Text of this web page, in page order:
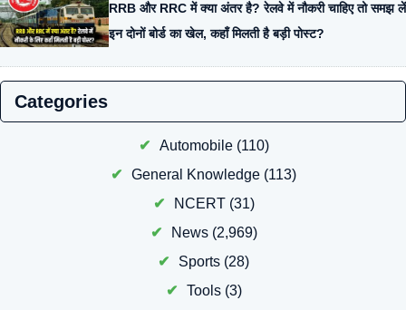
RRB और RRC में क्या अंतर है? रेलवे में नौकरी चाहिए तो समझ लें
इन दोनों बोर्ड का खेल, कहाँ मिलती है बड़ी पोस्ट?
Categories
Automobile(110)
General Knowledge (113)
NCERT(31)
News(2,969)
Sports (28)
Tools(3)